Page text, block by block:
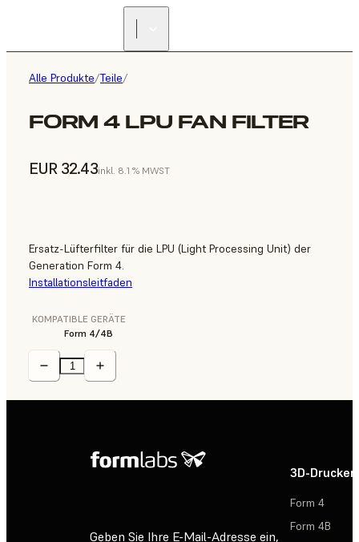
Alle Produkte/Teile/
FORM 4 LPU FAN FILTER
EUR 32.43inkl. 8.1 % MWST
Ersatz-Lüfterfilter für die LPU (Light Processing Unit) der
Generation Form 4.
Installationsleitfaden
KOMPATIBLE GERÄTE
Form 4/4B
Geben Sie Ihre E-Mail-Adresse ein,
3D-Drucker
Form 4
Form 4B